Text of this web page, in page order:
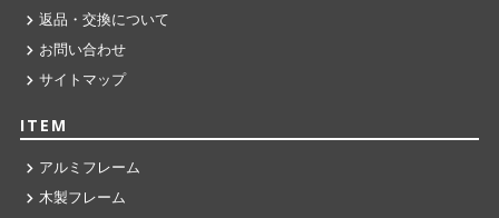
返品・交換について
お問い合わせ
サイトマップ
ITEM
アルミフレーム
木製フレーム